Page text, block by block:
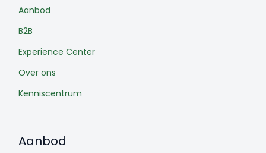
Aanbod
B2B
Experience Center
Over ons
Kenniscentrum
Aanbod